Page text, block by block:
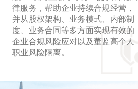
律服务，帮助企业持续合规经营，
并从股权架构、业务模式、内部制
度、业务合同等多方面实现有效的
企业合规风险应对以及董监高个人
职业风险隔离。